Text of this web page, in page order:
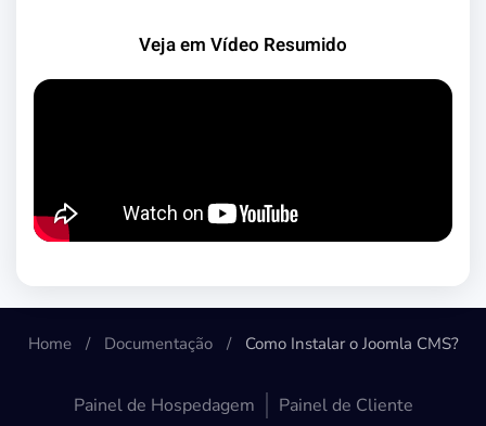
Veja em Vídeo Resumido
Home Documentação Como Instalar o Joomla CMS?
Painel de Hospedagem Painel de Cliente